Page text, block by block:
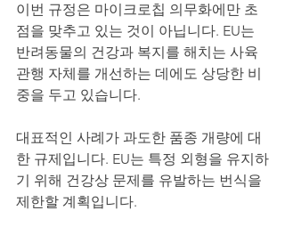
이번 규정은 마이크로칩 의무화에만 초
점을 맞추고 있는 것이 아닙니다. EU는
반려동물의 건강과 복지를 해치는 사육
관행 자체를 개선하는 데에도 상당한 비
중을 두고 있습니다.
대표적인 사례가 과도한 품종 개량에 대
한 규제입니다. EU는 특정 외형을 유지하
기 위해 건강상 문제를 유발하는 번식을
제한할 계획입니다.